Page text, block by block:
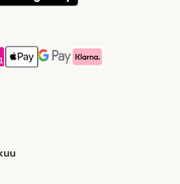
Method
Payment Method
Apple Pay Payment Method
Google Pay Payment Method
Klarna Payment Method